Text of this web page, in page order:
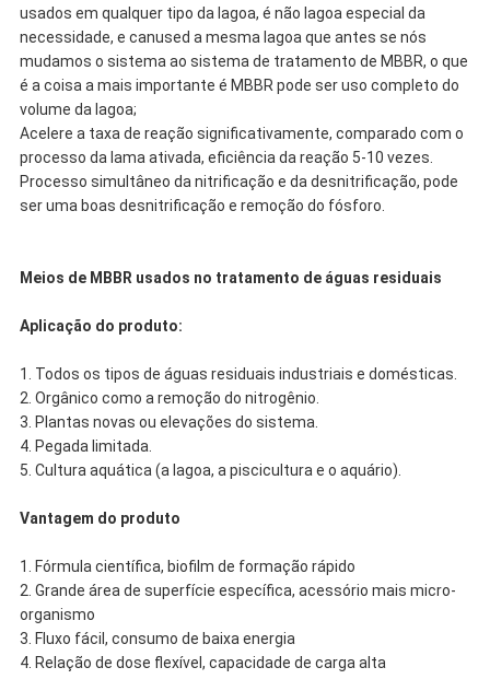
usados em qualquer tipo da lagoa, é não lagoa especial da
necessidade, e canused a mesma lagoa que antes se nós
mudamos o sistema ao sistema de tratamento de MBBR, o que
é a coisa a mais importante é MBBR pode ser uso completo do
volume da lagoa;
Acelere a taxa de reação significativamente, comparado com o
processo da lama ativada, eficiência da reação 5-10 vezes.
Processo simultâneo da nitrificação e da desnitrificação, pode
ser uma boas desnitrificação e remoção do fósforo.
Meios de MBBR usados no tratamento de águas residuais
Aplicação do produto:
1. Todos os tipos de águas residuais industriais e domésticas.
2. Orgânico como a remoção do nitrogênio.
3. Plantas novas ou elevações do sistema.
4. Pegada limitada.
5. Cultura aquática (a lagoa, a piscicultura e o aquário).
Vantagem do produto
1. Fórmula científica, biofilm de formação rápido
2. Grande área de superfície específica, acessório mais micro-
organismo
3. Fluxo fácil, consumo de baixa energia
4. Relação de dose flexível, capacidade de carga alta